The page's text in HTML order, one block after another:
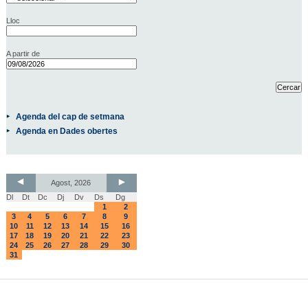
Lloc
A partir de
Agenda del cap de setmana
Agenda en Dades obertes
Agost, 2026
Dl
Dt Dc Dj Dv Ds
Dg
1
2
3
4 5 6 7 8
9
10
11 12 13 14 15
16
17
18 19 20 21 22
23
24
25 26 27 28 29
30
31